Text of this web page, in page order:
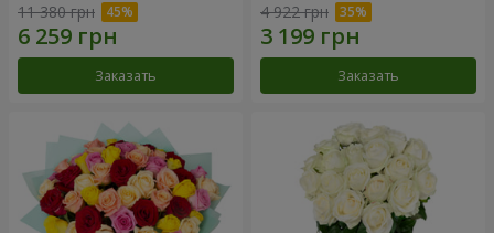
11 380 грн
Заказать
4 922 грн
Заказать